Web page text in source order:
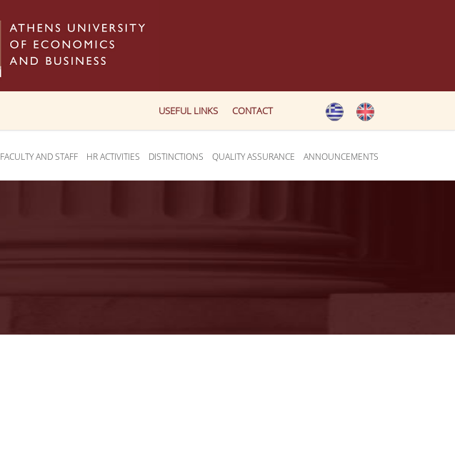
USEFUL LINKS CONTACT
FACULTY AND STAFF HR ACTIVITIES DISTINCTIONS QUALITY ASSURANCE ANNOUNCEMENTS